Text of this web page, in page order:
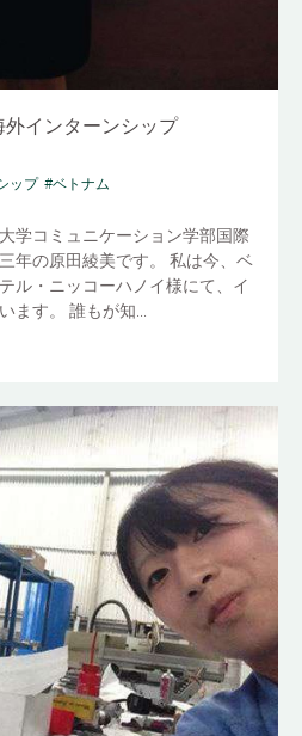
インターンシップ
ップ #ベトナム
学コミュニケーション学部国際
年の原田綾美です。 私は今、ベ
ル・ニッコーハノイ様にて、イ
ます。 誰もが知...